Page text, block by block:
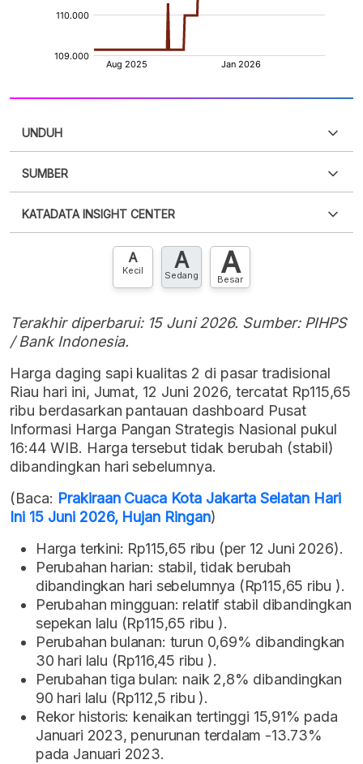
UNDUH
XLS
SUMBER
punya akun?Silakan Daftar sekarang
KATADATA INSIGHT CENTER
Hubungi sekarang »
A
Kecil A
Sedang A
Besar
Terakhir diperbarui: 15 Juni 2026. Sumber: PIHPS
/ Bank Indonesia.
Harga daging sapi kualitas 2 di pasar tradisional
Riau hari ini, Jumat, 12 Juni 2026, tercatat Rp115,65
ribu berdasarkan pantauan dashboard Pusat
Informasi Harga Pangan Strategis Nasional pukul
16:44 WIB. Harga tersebut tidak berubah (stabil)
dibandingkan hari sebelumnya.
(Baca: Prakiraan Cuaca Kota Jakarta Selatan Hari
Ini 15 Juni 2026, Hujan Ringan)
Harga terkini: Rp115,65 ribu (per 12 Juni 2026).
Perubahan harian: stabil, tidak berubah
dibandingkan hari sebelumnya (Rp115,65 ribu ).
Perubahan mingguan: relatif stabil dibandingkan
sepekan lalu (Rp115,65 ribu ).
Perubahan bulanan: turun 0,69% dibandingkan
30 hari lalu (Rp116,45 ribu ).
Perubahan tiga bulan: naik 2,8% dibandingkan
90 hari lalu (Rp112,5 ribu ).
Rekor historis: kenaikan tertinggi 15,91% pada
Januari 2023, penurunan terdalam -13.73%
pada Januari 2023.